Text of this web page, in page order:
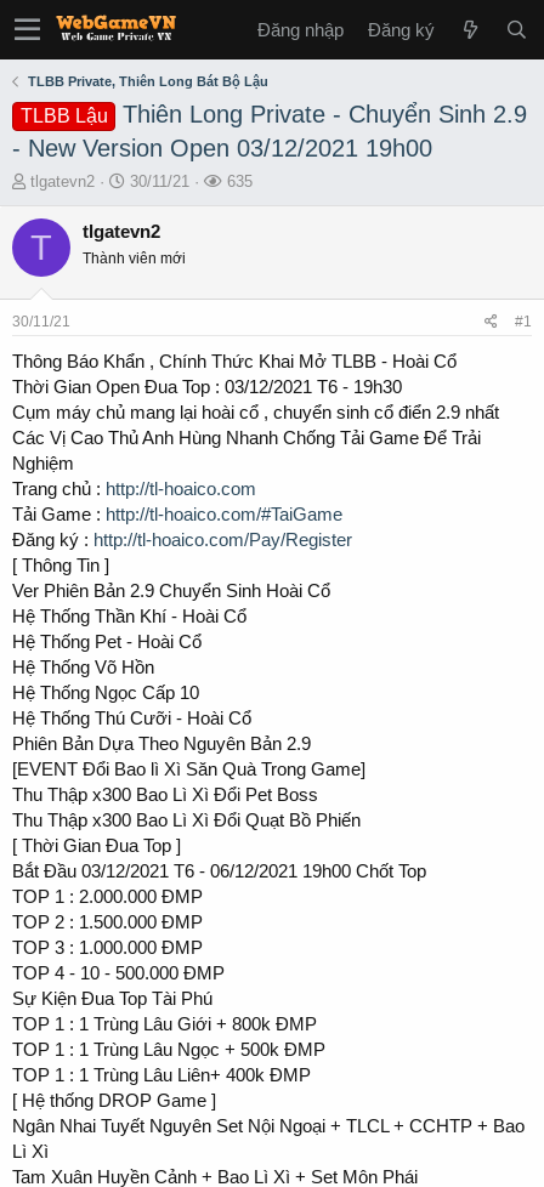
Đăng nhập Đăng ký
TLBB Private, Thiên Long Bát Bộ Lậu
TLBB Lậu
Thiên Long Private - Chuyển Sinh 2.9
- New Version Open 03/12/2021 19h00
T
r
s
a
t
e
r
tlgatevn2
S
a
t
e
30/11/21
L
635
T tlgatevn2
Thành viên mới
30/11/21 #1
Thông Báo Khẩn , Chính Thức Khai Mở TLBB - Hoài Cổ
Thời Gian Open Đua Top : 03/12/2021 T6 - 19h30
Cụm máy chủ mang lại hoài cổ , chuyển sinh cổ điển 2.9 nhất
Các Vị Cao Thủ Anh Hùng Nhanh Chống Tải Game Để Trải
Nghiệm
Trang chủ : http://tl-hoaico.com
Tải Game : http://tl-hoaico.com/#TaiGame
Đăng ký : http://tl-hoaico.com/Pay/Register
[ Thông Tin ]
Ver Phiên Bản 2.9 Chuyển Sinh Hoài Cổ
Hệ Thống Thần Khí - Hoài Cổ
Hệ Thống Pet - Hoài Cổ
Hệ Thống Võ Hồn
Hệ Thống Ngọc Cấp 10
Hệ Thống Thú Cưỡi - Hoài Cổ
Phiên Bản Dựa Theo Nguyên Bản 2.9
[EVENT Đổi Bao lì Xì Săn Quà Trong Game]
Thu Thập x300 Bao Lì Xì Đổi Pet Boss
Thu Thập x300 Bao Lì Xì Đổi Quạt Bồ Phiến
[ Thời Gian Đua Top ]
Bắt Đầu 03/12/2021 T6 - 06/12/2021 19h00 Chốt Top
TOP 1 : 2.000.000 ĐMP
TOP 2 : 1.500.000 ĐMP
TOP 3 : 1.000.000 ĐMP
TOP 4 - 10 - 500.000 ĐMP
Sự Kiện Đua Top Tài Phú
TOP 1 : 1 Trùng Lâu Giới + 800k ĐMP
TOP 1 : 1 Trùng Lâu Ngọc + 500k ĐMP
TOP 1 : 1 Trùng Lâu Liên+ 400k ĐMP
[ Hệ thống DROP Game ]
Ngân Nhai Tuyết Nguyên Set Nội Ngoại + TLCL + CCHTP + Bao
Lì Xì
Tam Xuân Huyền Cảnh + Bao Lì Xì + Set Môn Phái